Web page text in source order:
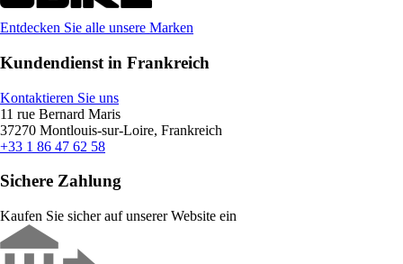
Entdecken Sie alle unsere Marken
Kundendienst in Frankreich
Kontaktieren Sie uns
11 rue Bernard Maris
37270 Montlouis-sur-Loire, Frankreich
+33 1 86 47 62 58
Sichere Zahlung
Kaufen Sie sicher auf unserer Website ein